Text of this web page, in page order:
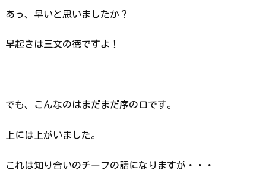
あっ、早いと思いましたか？
早起きは三文の徳ですよ！
でも、こんなのはまだまだ序の口です。
上には上がいました。
これは知り合いのチーフの話になりますが・・・